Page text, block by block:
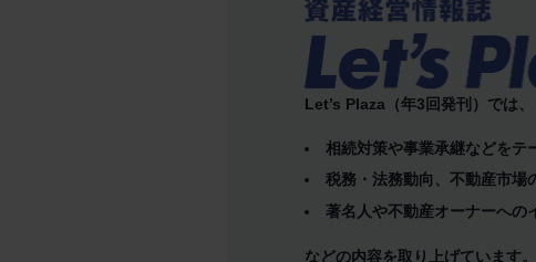
Let’s Plaza（年3回発刊）では、
相続対策や事業承継などをテ
税務・法務動向、不動産市場
著名人や不動産オーナーへの
などの内容を取り上げています。